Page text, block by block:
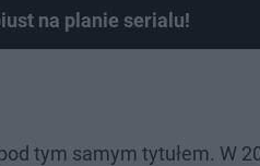
na planie serialu!
tym samym tytułem. W